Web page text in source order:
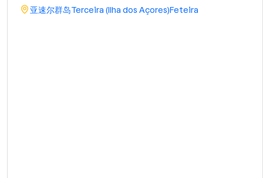
亚速尔群岛Terceira (Ilha dos Açores)Feteira